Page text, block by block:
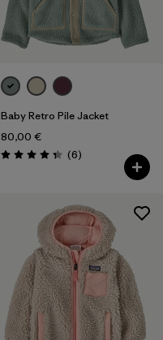
Baby Retro Pile Jacket
80,00 €
Bewertung: 4.3 / 5
(6Rezensionen
)